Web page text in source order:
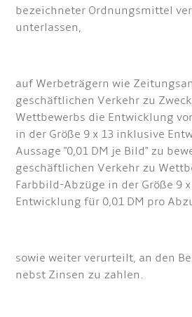
bezeichneter Ordnungsmittel
unterlassen,
auf Werbeträgern wie
geschäftlichen Verkehr zu
Wettbewerbs die Entwicklung
in der Größe 9 x 13 inklusive
Aussage "0,01 DM je Bild" zu
geschäftlichen Verkehr zu
Farbbild-Abzüge in der Größe 9
Entwicklung für 0,01 DM pro
sowie weiter verurteilt, an den
nebst Zinsen zu zahlen.